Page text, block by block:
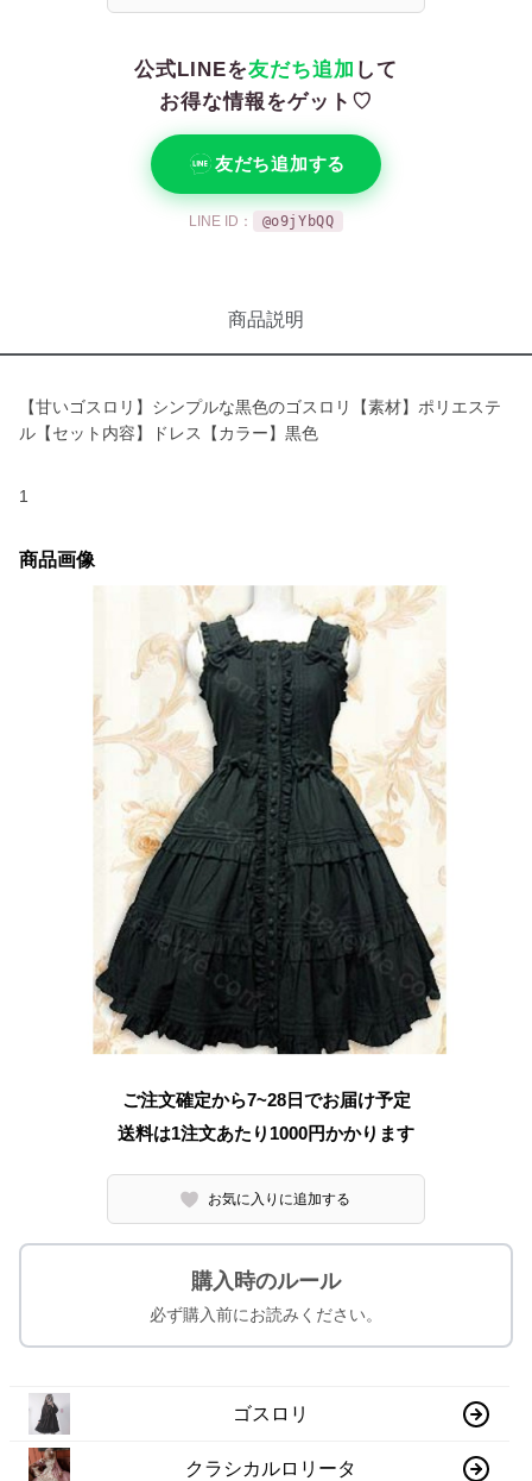
公式LINEを友だち追加 して
お得な情報をゲット♡
友だち追加する
LINE ID： @o9jYbQQ
商品説明
【甘いゴスロリ】シンプルな黒色のゴスロリ【素材】ポリエステ
ル【セット内容】ドレス【カラー】黒色
1
商品画像
ご注文確定から7~28日でお届け予定
送料は1注文あたり 1000円かかります
お気に入りに追加する
購入時のルール
必ず購入前にお読みください。
ゴスロリ
クラシカルロリータ